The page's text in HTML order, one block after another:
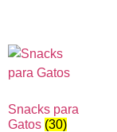
Snacks para
Gatos (30)